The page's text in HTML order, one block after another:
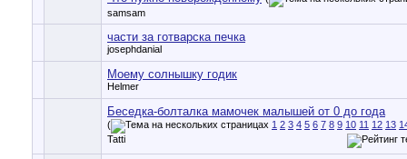
samsam
части за готварска печка
josephdanial
Моему солнышку годик
Helmer
Беседка-болталка мамочек малышей от 0 до года
( 1 2 3 4 5 6 7 8 9 10 11 12 13
Tatti